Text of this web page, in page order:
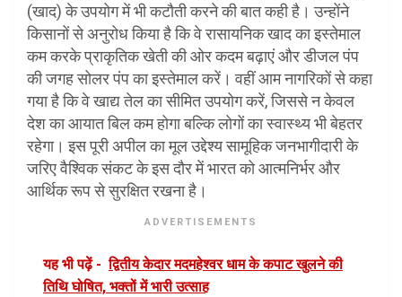
(खाद) के उपयोग में भी कटौती करने की बात कही है। उन्होंने
किसानों से अनुरोध किया है कि वे रासायनिक खाद का इस्तेमाल
कम करके प्राकृतिक खेती की ओर कदम बढ़ाएं और डीजल पंप
की जगह सोलर पंप का इस्तेमाल करें। वहीं आम नागरिकों से कहा
गया है कि वे खाद्य तेल का सीमित उपयोग करें, जिससे न केवल
देश का आयात बिल कम होगा बल्कि लोगों का स्वास्थ्य भी बेहतर
रहेगा। इस पूरी अपील का मूल उद्देश्य सामूहिक जनभागीदारी के
जरिए वैश्विक संकट के इस दौर में भारत को आत्मनिर्भर और
आर्थिक रूप से सुरक्षित रखना है।
ADVERTISEMENTS
यह भी पढ़ें - द्वितीय केदार मदमहेश्वर धाम के कपाट खुलने की
तिथि घोषित, भक्तों में भारी उत्साह